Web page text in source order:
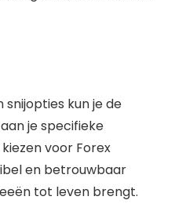
kun je de
je specifieke
voor Forex
en betrouwbaar
tot leven brengt.